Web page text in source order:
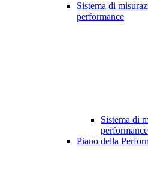
Sistema di
performance
Sistema di
performance
Piano della